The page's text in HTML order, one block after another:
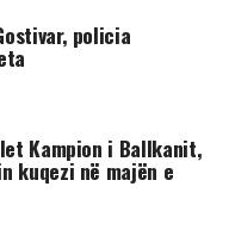
rrugë, në incizim
të shumta ndaj
dhe dënime të
policia
Kampion i Ballkanit,
kuqezi në majën e